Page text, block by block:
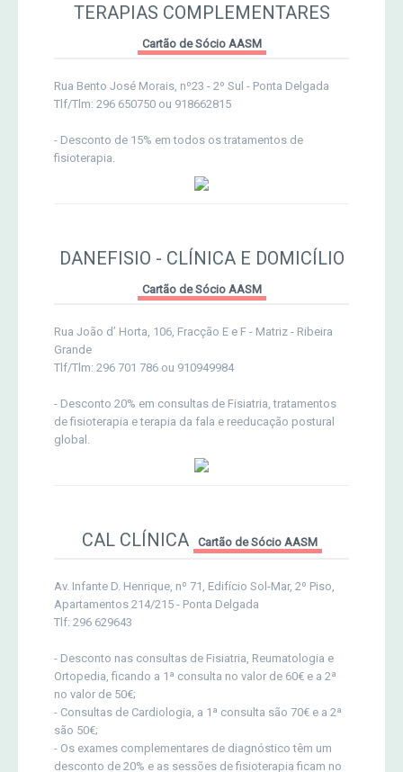
TERAPIAS COMPLEMENTARES
Cartão de Sócio AASM
Rua Bento José Morais, nº23 - 2º Sul - Ponta Delgada
Tlf/Tlm: 296 650750 ou 918662815
- Desconto de 15% em todos os tratamentos de
fisioterapia.
DANEFISIO - CLÍNICA E DOMICÍLIO
Cartão de Sócio AASM
Rua João d’ Horta, 106, Fracção E e F - Matriz - Ribeira
Grande
Tlf/Tlm: 296 701 786 ou 910949984
- Desconto 20% em consultas de Fisiatria, tratamentos
de fisioterapia e terapia da fala e reeducação postural
global.
CAL CLÍNICA Cartão de Sócio AASM
Av. Infante D. Henrique, nº 71, Edifício Sol-Mar, 2º Piso,
Apartamentos 214/215 - Ponta Delgada
Tlf: 296 629643
- Desconto nas consultas de Fisiatria, Reumatologia e
Ortopedia, ficando a 1ª consulta no valor de 60€ e a 2ª
no valor de 50€;
- Consultas de Cardiologia, a 1ª consulta são 70€ e a 2ª
são 50€;
- Os exames complementares de diagnóstico têm um
desconto de 20% e as sessões de fisioterapia ficam no